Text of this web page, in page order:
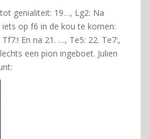
genialiteit: 19…, Lg2: Na
op f6 in de kou te komen:
En na 21. …, Te5: 22. Te7:,
een pion ingeboet. Julien